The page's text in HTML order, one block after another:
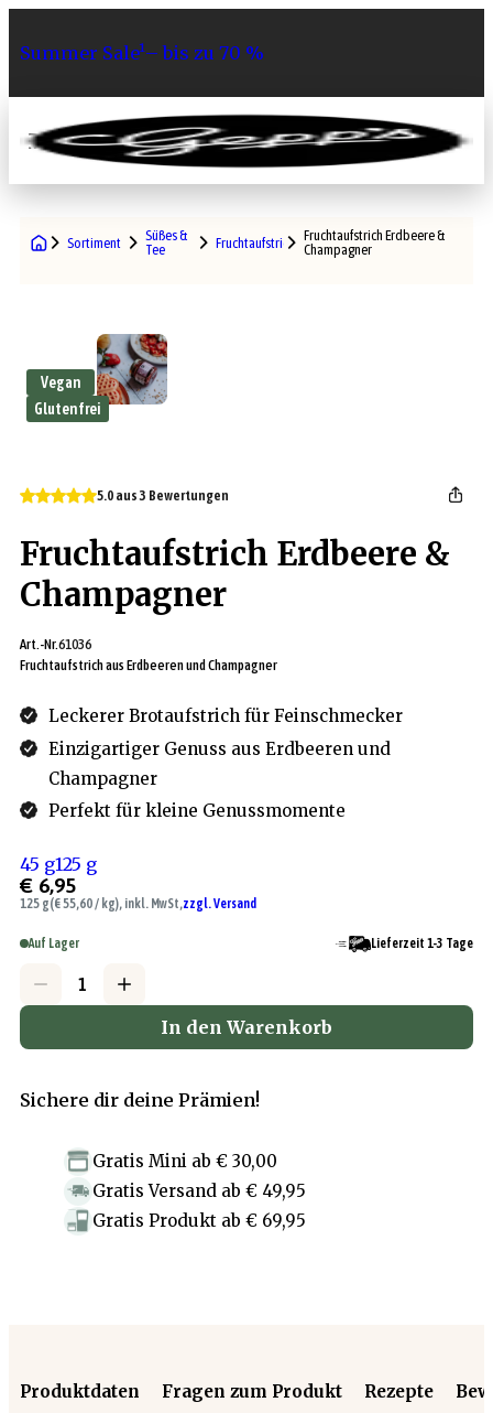
Summer Sale¹– bis zu 70 %
0
Sortiment
Süßes &
Tee
Fruchtaufstriche Fruchtaufstrich Erdbeere &
Champagner
Vegan
Glutenfrei
5.0 aus 3 Bewertungen
Fruchtaufstrich Erdbeere &
Champagner
Art.-Nr.61036
Fruchtaufstrich aus Erdbeeren und Champagner
Leckerer Brotaufstrich für Feinschmecker
Einzigartiger Genuss aus Erdbeeren und
Champagner
Perfekt für kleine Genussmomente
45 g125 g
€ 6,95
125 g(€ 55,60 / kg), inkl. MwSt,zzgl. Versand
Auf Lager Lieferzeit 1-3 Tage
In den Warenkorb
Sichere dir deine Prämien!
Gratis Mini ab € 30,00
Gratis Versand ab € 49,95
Gratis Produkt ab € 69,95
Produktdaten Fragen zum Produkt Rezepte